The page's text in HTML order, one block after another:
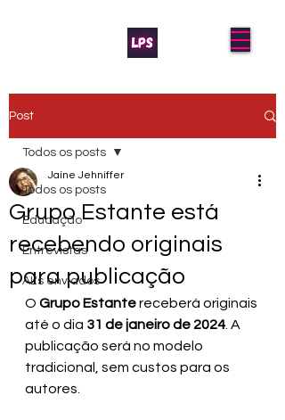
Post
Todos os posts
Educação
Entrevistas
AL's enviados
Todos os posts
Grupo Estante está
recebendo originais
para publicação
Jaíne Jehniffer
O Grupo Estante receberá originais
até o dia 31 de janeiro de 2024. A
publicação será no modelo
tradicional, sem custos para os
autores.